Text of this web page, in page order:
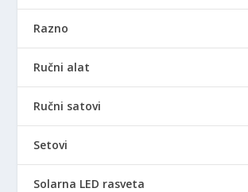
Razno
Ručni alat
Ručni satovi
Setovi
Solarna LED rasveta